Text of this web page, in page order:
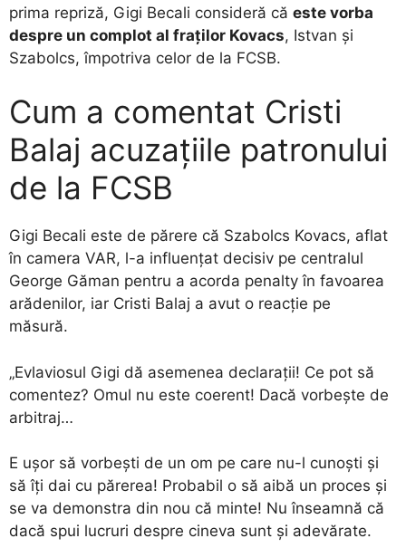
prima repriză, Gigi Becali consideră că este vorba
despre un complot al fraților Kovacs, Istvan și
Szabolcs, împotriva celor de la FCSB.
Cum a comentat Cristi
Balaj acuzațiile patronului
de la FCSB
Gigi Becali este de părere că Szabolcs Kovacs, aflat
în camera VAR, l-a influențat decisiv pe centralul
George Găman pentru a acorda penalty în favoarea
arădenilor, iar Cristi Balaj a avut o reacție pe
măsură.
„Evlaviosul Gigi dă asemenea declarații! Ce pot să
comentez? Omul nu este coerent! Dacă vorbește de
arbitraj…
E ușor să vorbești de un om pe care nu-l cunoști și
să îți dai cu părerea! Probabil o să aibă un proces și
se va demonstra din nou că minte! Nu înseamnă că
dacă spui lucruri despre cineva sunt și adevărate.